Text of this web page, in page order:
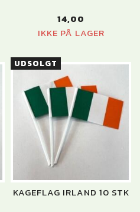
14,00
IKKE PÅ LAGER
UDSOLGT
KAGEFLAG IRLAND 10 STK